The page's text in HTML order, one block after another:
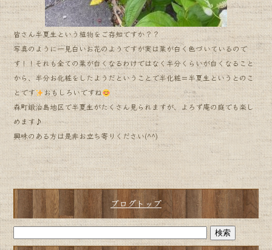
皆さん半夏生という植物をご存知ですか？？
写真のように一見白いお花のようですが実は葉が白く色づいているので
す！！それも全ての葉が白くなるわけではなく半分くらいが白くなること
から、半分お化粧をしたようだということで半化粧＝半夏生というとのこ
とです
おもしろいですね
森町鍛治島地区で半夏生がたくさん見られますが、よろず庵の庭でも楽し
めます♪
興味のある方は是非お立ち寄りください(^^)
ブログトップ